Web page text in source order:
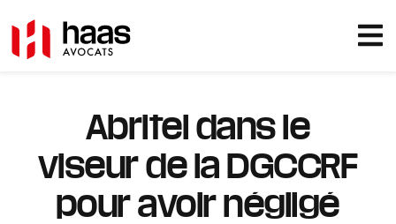
Abritel dans le
viseur de la DGCCRF
pour avoir négligé